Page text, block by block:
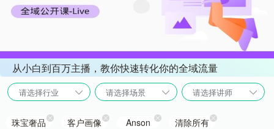
从小白到百万主播，教你快速转化你的全域流量
请选择行业 请选择场景 请选择讲师
珠宝奢品 客户画像 Anson 清除所有